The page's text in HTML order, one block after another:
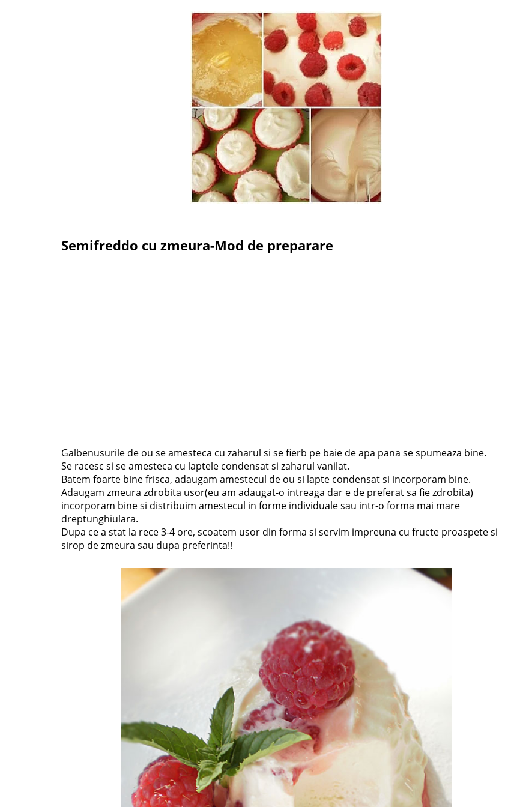
Semifreddo cu zmeura-Mod de preparare
Galbenusurile de ou se amesteca cu zaharul si se fierb pe baie de apa pana se spumeaza bine.
Se racesc si se amesteca cu laptele condensat si zaharul vanilat.
Batem foarte bine frisca, adaugam amestecul de ou si lapte condensat si incorporam bine.
Adaugam zmeura zdrobita usor(eu am adaugat-o intreaga dar e de preferat sa fie zdrobita)
incorporam bine si distribuim amestecul in forme individuale sau intr-o forma mai mare
dreptunghiulara.
Dupa ce a stat la rece 3-4 ore, scoatem usor din forma si servim impreuna cu fructe proaspete si
sirop de zmeura sau dupa preferinta!!